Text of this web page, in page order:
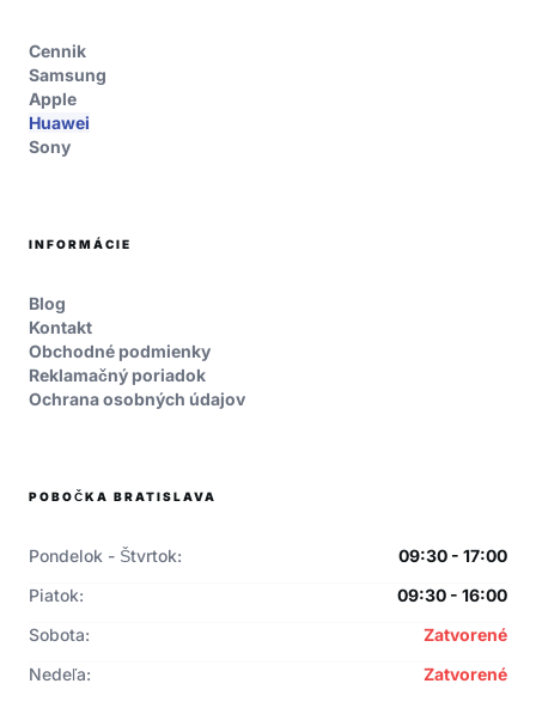
Cennik
Samsung
Apple
Huawei
Sony
INFORMÁCIE
Blog
Kontakt
Obchodné podmienky
Reklamačný poriadok
Ochrana osobných údajov
POBOČKA BRATISLAVA
Pondelok - Štvrtok:
09:30 - 17:00
Piatok:
09:30 - 16:00
Sobota:
Zatvorené
Nedeľa:
Zatvorené